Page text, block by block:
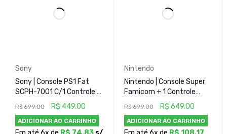
Sony
Sony | Console PS1 Fat
SCPH-7001 C/1 Controle -
Desbloqueado
R$699.00 R$ 449.00
ADICIONAR AO CARRINHO
Nintendo
Nintendo | Console Super
Famicom + 1 Controle
R$699.00 R$ 649.00
ADICIONAR AO CARRINHO